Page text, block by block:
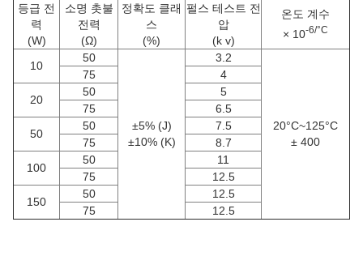
등급 전
력
(W)
소명 촛불
전력
(Ω)
정확도 클래
스
(%)
펄스 테스트 전
압
(k v)
온도 계수
× 10-6/°C
10
50
±5% (J)
±10% (K)
3.2
20°C~125°C
± 400
75
4
20
50
5
75
6.5
50
50
7.5
75
8.7
100
50
11
75
12.5
150
50
12.5
75
12.5